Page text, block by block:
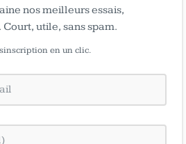
nos meilleurs essais,
utile, sans spam.
en un clic.